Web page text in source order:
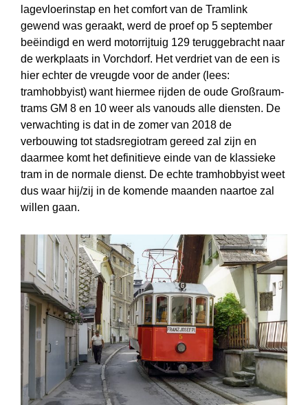
lagevloerinstap en het comfort van de Tramlink
gewend was geraakt, werd de proef op 5 september
beëindigd en werd motorrijtuig 129 teruggebracht naar
de werkplaats in Vorchdorf. Het verdriet van de een is
hier echter de vreugde voor de ander (lees:
tramhobbyist) want hiermee rijden de oude Großraum-
trams GM 8 en 10 weer als vanouds alle diensten. De
verwachting is dat in de zomer van 2018 de
verbouwing tot stadsregiotram gereed zal zijn en
daarmee komt het definitieve einde van de klassieke
tram in de normale dienst. De echte tramhobbyist weet
dus waar hij/zij in de komende maanden naartoe zal
willen gaan.